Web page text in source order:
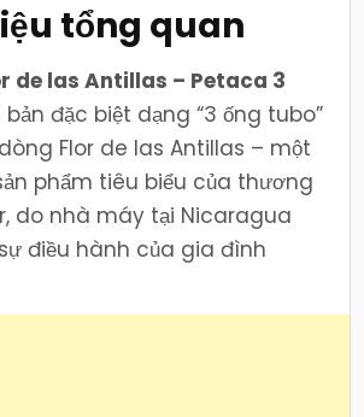
tổng quan
de las Antillas – Petaca 3
đặc biệt dạng “3 ống tubo”
Flor de las Antillas – một
phẩm tiêu biểu của thương
do nhà máy tại Nicaragua
điều hành của gia đình